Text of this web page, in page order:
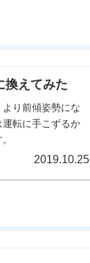
換えてみた
り前傾姿勢にな
転に手こずるか
2019.10.25